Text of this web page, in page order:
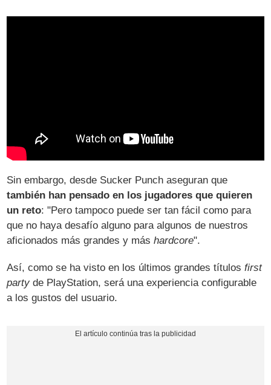
Sin embargo, desde Sucker Punch aseguran que
también han pensado en los jugadores que quieren
un reto: "Pero tampoco puede ser tan fácil como para
que no haya desafío alguno para algunos de nuestros
aficionados más grandes y máshardcore".
Así, como se ha visto en los últimos grandes títulosfirst
party de PlayStation, será una experiencia configurable
a los gustos del usuario.